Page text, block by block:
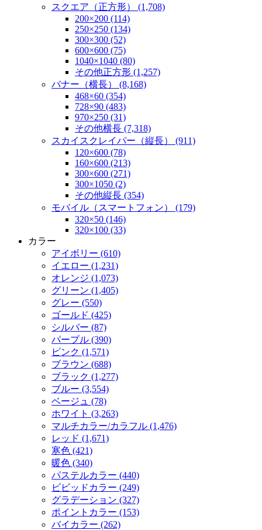
スクエア（正方形） (1,708)
200×200 (114)
250×250 (134)
300×300 (52)
600×600 (75)
1040×1040 (80)
その他正方形 (1,257)
バナー（横長） (8,168)
468×60 (354)
728×90 (483)
970×250 (31)
その他横長 (7,318)
スカイスクレイパー（縦長） (911)
120×600 (78)
160×600 (213)
300×600 (271)
300×1050 (2)
その他縦長 (354)
モバイル（スマートフォン） (179)
320×50 (146)
320×100 (33)
カラー
アイボリー (610)
イエロー (1,231)
オレンジ (1,073)
グリーン (1,405)
グレー (550)
ゴールド (425)
シルバー (87)
パープル (390)
ピンク (1,571)
ブラウン (688)
ブラック (1,277)
ブルー (3,554)
ベージュ (78)
ホワイト (3,263)
マルチカラー/カラフル (1,476)
レッド (1,671)
寒色 (421)
暖色 (340)
パステルカラー (440)
ビビッドカラー (249)
グラデーション (327)
ポイントカラー (153)
バイカラー (262)